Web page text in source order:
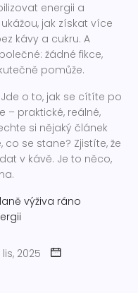
energii a
jak získat více
kávy a cukru. A
žádné fikce,
pomůže.
o to, jak se cítíte po
– praktické, reálné,
si nějaký článek
se stane? Zjistíte, že
v kávě. Je to něco,
výživa ráno
lis, 2025